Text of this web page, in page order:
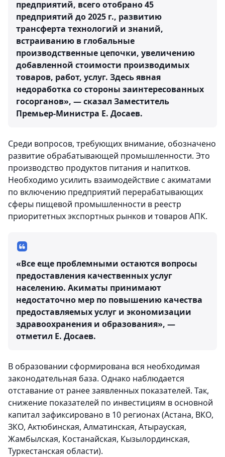
предприятий, всего отобрано 45
предприятий до 2025 г., развитию
трансферта технологий и знаний,
встраиванию в глобальные
производственные цепочки, увеличению
добавленной стоимости производимых
товаров, работ, услуг. Здесь явная
недоработка со стороны заинтересованных
госорганов», — сказал Заместитель
Премьер-Министра Е. Досаев.
Среди вопросов, требующих внимание, обозначено
развитие обрабатывающей промышленности. Это
производство продуктов питания и напитков.
Необходимо усилить взаимодействие с акиматами
по включению предприятий перерабатывающих
сферы пищевой промышленности в реестр
приоритетных экспортных рынков и товаров АПК.
«Все еще проблемными остаются вопросы
предоставления качественных услуг
населению. Акиматы принимают
недостаточно мер по повышению качества
предоставляемых услуг и экономизации
здравоохранения и образования», —
отметил Е. Досаев.
В образовании сформирована вся необходимая
законодательная база. Однако наблюдается
отставание от ранее заявленных показателей. Так,
снижение показателей по инвестициям в основной
капитал зафиксировано в 10 регионах (Астана, ВКО,
ЗКО, Актюбинская, Алматинская, Атырауская,
Жамбылская, Костанайская, Кызылординская,
Туркестанская области).